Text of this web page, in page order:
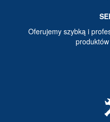
Oferujemy szybką i